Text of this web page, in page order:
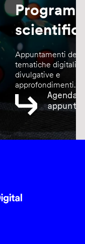
Appuntamenti
tematiche digitali,
divulgative e
approfondimenti.
Agenda